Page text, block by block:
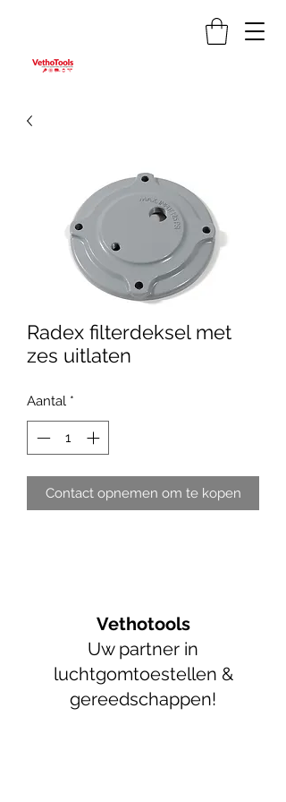
Radex filterdeksel met
zes uitlaten
Aantal *
Contact opnemen om te kopen
Vethotools
Uw partner in
luchtgomtoestellen &
gereedschappen!